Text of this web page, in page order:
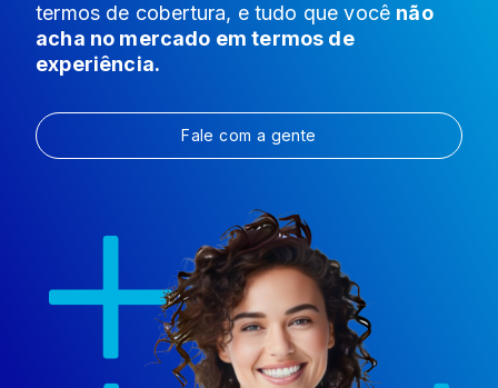
termos de cobertura, e tudo que você não
acha no mercado em termos de
experiência.
Fale com a gente